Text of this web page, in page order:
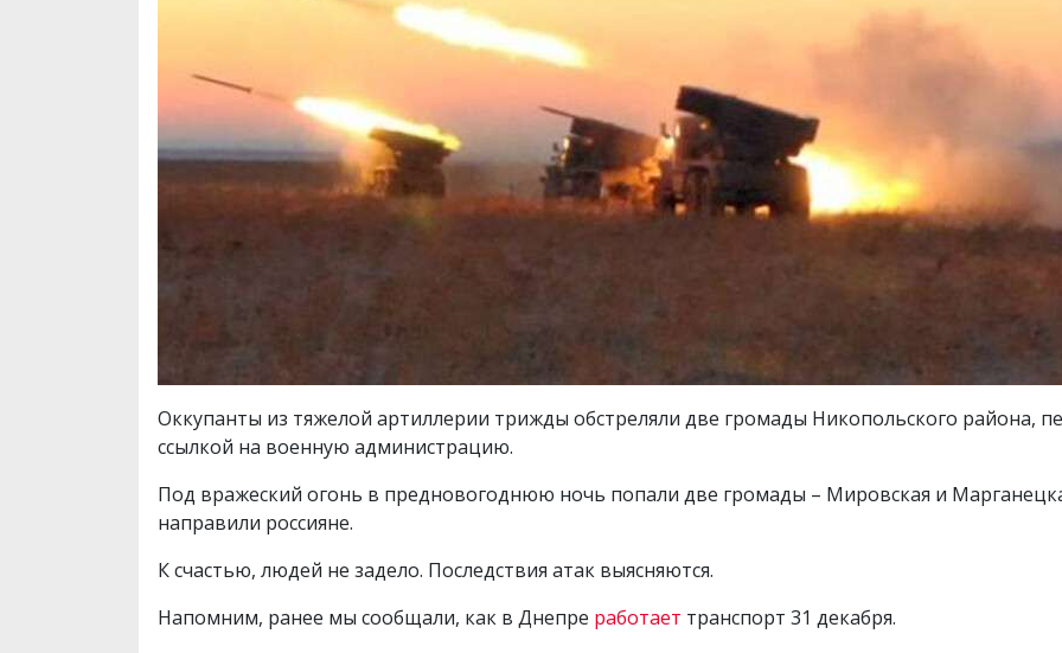
Оккупанты из тяжелой артиллерии трижды обстреляли две громады Никопольского района,
ссылкой на военную администрацию.
Под вражеский огонь в предновогоднюю ночь попали две громады – Мировская и
направили россияне.
К счастью, людей не задело. Последствия атак выясняются.
Напомним, ранее мы сообщали, как в Днепре работает транспорт 31 декабря.